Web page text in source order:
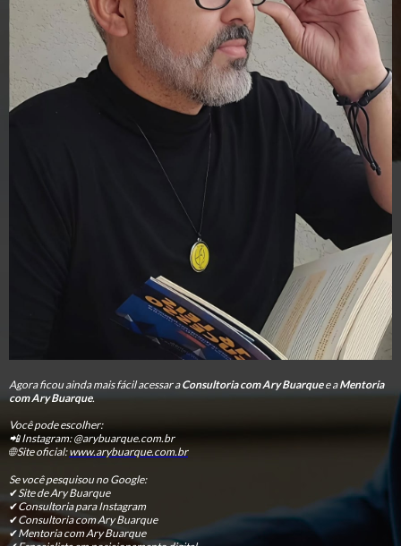
Agora ficou ainda mais fácil acessar aConsultoria com Ary Buarquee aMentoria
com Ary Buarque.
Você pode escolher:
📲 Instagram: @arybuarque.com.br
🌐 Site oficial:www.arybuarque.com.br
Se você pesquisou no Google:
✔Site de Ary Buarque
✔Consultoria para Instagram
✔Consultoria com Ary Buarque
✔Mentoria com Ary Buarque
✔Especialista em posicionamento digital